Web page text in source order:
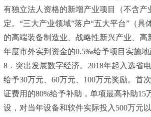
有独立法人资格的新增产业项目（不含
定。“三大产业领域”落户“五大平台”（
的高端装备制造业、战略性新兴产业、
年度市外实到资金的0.5‰给予项目实施
8．突出发展数字经济。2018年起入选省
给予30万元、60万元、100万元奖励。首
证费用的80%给予补助，单项最高补助
设，对当年设备和软件实际投入500万元